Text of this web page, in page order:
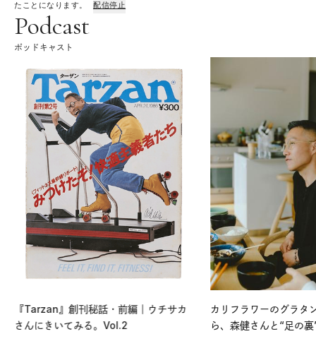
たことになります。
配信停止
Podcast
ポッドキャスト
『Tarzan』創刊秘話・前編｜ウチサカ
さんにきいてみる。Vol.2
カリフラワーのグラタ
ら、森健さんと“足の